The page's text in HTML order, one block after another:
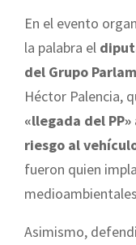
En el evento
la palabra el
del Grupo
Héctor Palencia,
«llegada del
riesgo al
fueron quien
Asimismo,